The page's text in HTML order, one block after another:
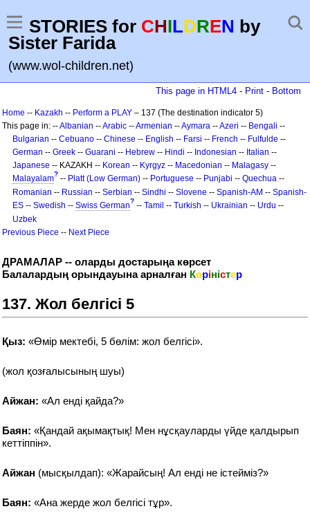
STORIES for CHILDREN by
Sister Farida
(www.wol-children.net)
This page in HTML4 - Print - Bottom
Home -- Kazakh -- Perform a PLAY – 137 (The destination indicator 5)
This page in: --Albanian --Arabic --Armenian --Aymara --Azeri -- Bengali --
Bulgarian -- Cebuano -- Chinese -- English -- Farsi -- French -- Fulfulde --
German -- Greek -- Guarani -- Hebrew -- Hindi -- Indonesian -- Italian --
Japanese -- KAZAKH -- Korean -- Kyrgyz -- Macedonian -- Malagasy --
Malayalam? -- Platt (Low German) -- Portuguese -- Punjabi -- Quechua --
Romanian -- Russian -- Serbian -- Sindhi -- Slovene -- Spanish-AM -- Spanish-
ES -- Swedish -- Swiss German? -- Tamil -- Turkish -- Ukrainian -- Urdu --
Uzbek
Previous Piece -- Next Piece
ДРАМАЛАР -- оларды достарыңа көрсет
Балалардың орындауына арналған Көріністер
137. Жол белгісі 5
Қыз: «Өмір мектебі, 5 бөлім: жол белгісі».
(жол қозғалысының шуы)
Айжан: «Ал енді қайда?»
Баян: «Қандай ақымақтық! Мен нұсқауларды үйде қалдырып
кеттіппін».
Айжан (мысқылдап): «Жарайсың! Ал енді не істейміз?»
Баян: «Ана жерде жол белгісі тұр».